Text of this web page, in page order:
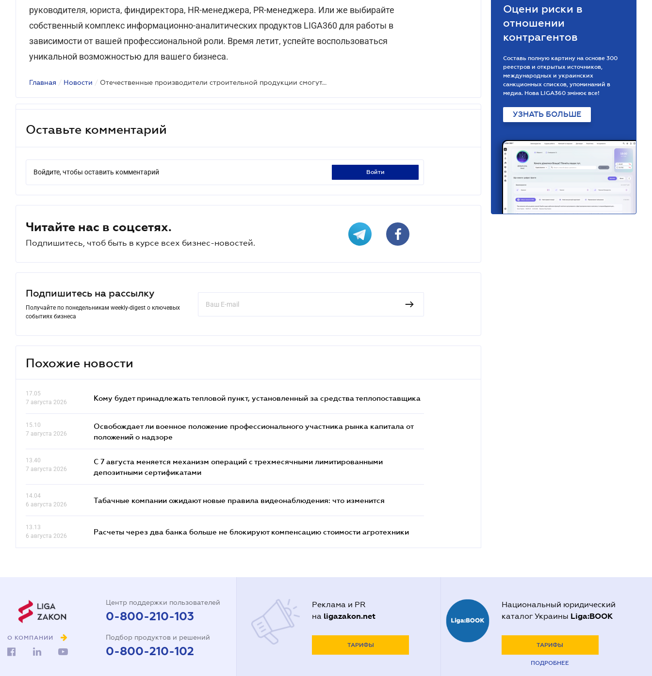
руководителя, юриста, финдиректора, HR-менеджера, PR-менеджера. Или же выбирайте
собственный комплекс информационно-аналитических продуктов LIGA360 для работы в
зависимости от вашей профессиональной роли. Время летит, успейте воспользоваться
уникальной возможностью для вашего бизнеса.
Главная / Новости / Отечественные производители строительной продукции смогут выйти на европейский рынок: принят Закон
Оставьте комментарий
Войдите, чтобы оставить комментарий войти
Читайте нас в соцсетях.
Подпишитесь, чтоб быть в курсе всех бизнес-новостей.
Подпишитесь на рассылку
Получайте по понедельникам weekly-digest о ключевых
событиях бизнеса
Похожие новости
17.05
7 августа 2026
Кому будет принадлежать тепловой пункт, установленный за средства теплопоставщика
15.10
7 августа 2026
Освобождает ли военное положение профессионального участника рынка капитала от
положений о надзоре
13.40
7 августа 2026
С 7 августа меняется механизм операций с трехмесячными лимитированными
депозитными сертификатами
14.04
6 августа 2026
Табачные компании ожидают новые правила видеонаблюдения: что изменится
13.13
6 августа 2026
Расчеты через два банка больше не блокируют компенсацию стоимости агротехники
Оцени риски в
отношении
контрагентов
Составь полную картину на основе 300
реестров и открытых источников,
международных и украинских
санкционных списков, упоминаний в
медиа. Нова LIGA360 змінює все!
УЗНАТЬ БОЛЬШЕ
О КОМПАНИИ
Центр поддержки пользователей
0-800-210-103
Подбор продуктов и решений
0-800-210-102
Реклама и PR
на ligazakon.net
ТАРИФЫ
Национальный юридический
каталог Украины Liga:BOOK
ТАРИФЫ
ПОДРОБНЕЕ